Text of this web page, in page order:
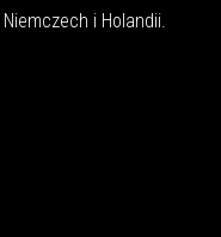
i Holandii.